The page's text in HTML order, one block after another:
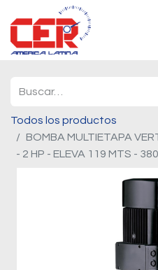
Todos los productos
BOMBA MULTIETAPA
- 2 HP - ELEVA 119 MTS -